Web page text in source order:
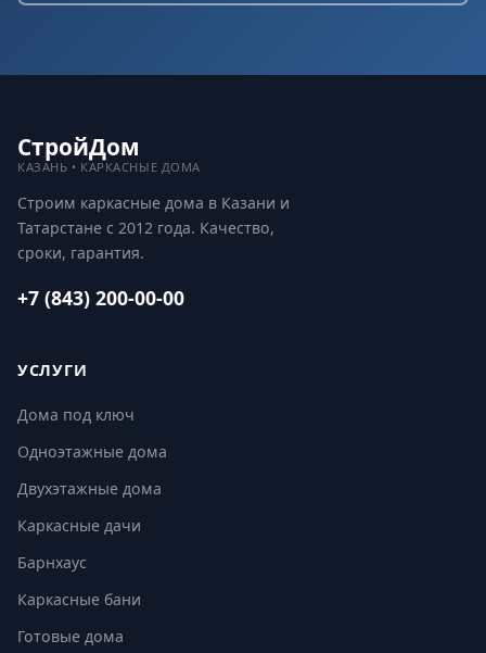
СтройДом
КАЗАНЬ • КАРКАСНЫЕ ДОМА
Строим каркасные дома в Казани и
Татарстане с 2012 года. Качество,
сроки, гарантия.
+7 (843) 200-00-00
УСЛУГИ
Дома под ключ
Одноэтажные дома
Двухэтажные дома
Каркасные дачи
Барнхаус
Каркасные бани
Готовые дома